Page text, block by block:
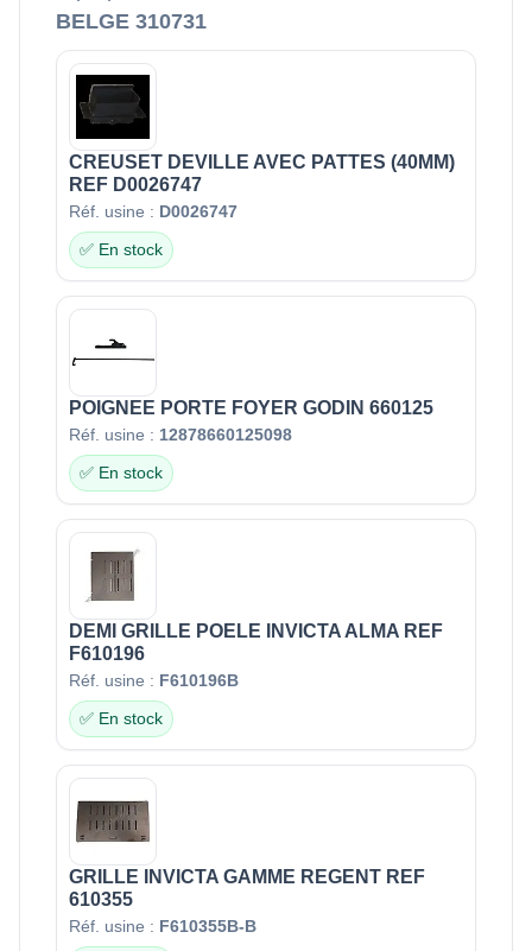
BELGE 310731
CREUSET DEVILLE AVEC PATTES (40MM)
REF D0026747
Réf. usine : D0026747
✅ En stock
POIGNEE PORTE FOYER GODIN 660125
Réf. usine : 12878660125098
✅ En stock
DEMI GRILLE POELE INVICTA ALMA REF
F610196
Réf. usine : F610196B
✅ En stock
GRILLE INVICTA GAMME REGENT REF
610355
Réf. usine : F610355B-B